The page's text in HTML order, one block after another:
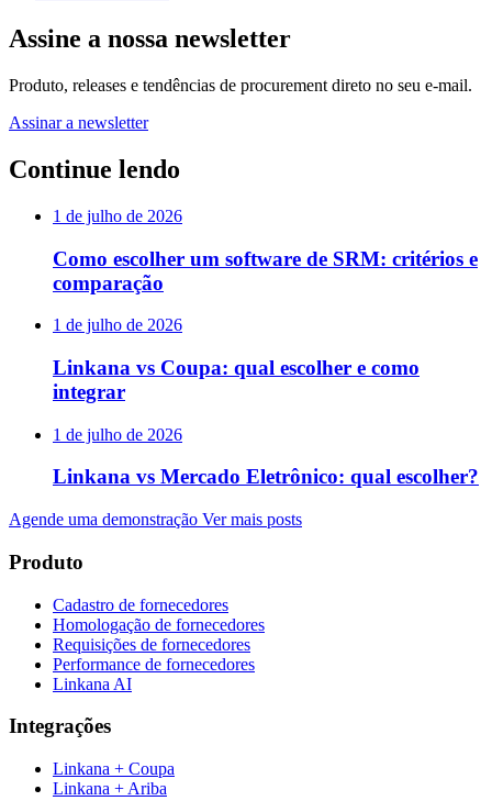
Assine a nossa newsletter
Produto, releases e tendências de procurement direto no seu e-mail.
Assinar a newsletter
Continue lendo
1 de julho de 2026
Como escolher um software de SRM: critérios e
comparação
1 de julho de 2026
Linkana vs Coupa: qual escolher e como
integrar
1 de julho de 2026
Linkana vs Mercado Eletrônico: qual escolher?
Agende uma demonstração Ver mais posts
Produto
Cadastro de fornecedores
Homologação de fornecedores
Requisições de fornecedores
Performance de fornecedores
Linkana AI
Integrações
Linkana + Coupa
Linkana + Ariba